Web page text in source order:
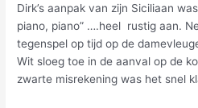
Dirk’s aanpak van zijn Siciliaan
piano, piano” ….heel rustig aan.
tegenspel op tijd op de
Wit sloeg toe in de aanval op de
zwarte misrekening was het snel